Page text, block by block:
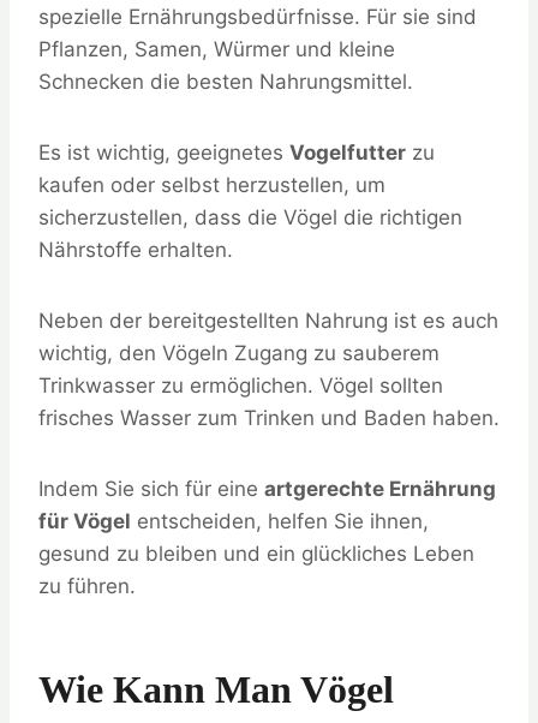
spezielle Ernährungsbedürfnisse. Für sie sind
Pflanzen, Samen, Würmer und kleine
Schnecken die besten Nahrungsmittel.
Es ist wichtig, geeignetes Vogelfutter zu
kaufen oder selbst herzustellen, um
sicherzustellen, dass die Vögel die richtigen
Nährstoffe erhalten.
Neben der bereitgestellten Nahrung ist es auch
wichtig, den Vögeln Zugang zu sauberem
Trinkwasser zu ermöglichen. Vögel sollten
frisches Wasser zum Trinken und Baden haben.
Indem Sie sich für eine artgerechte Ernährung
für Vögel entscheiden, helfen Sie ihnen,
gesund zu bleiben und ein glückliches Leben
zu führen.
Wie Kann Man Vögel